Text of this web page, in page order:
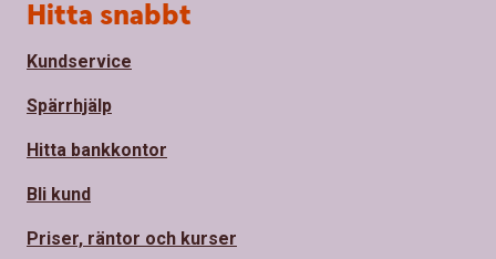
Sidfot
Hitta snabbt
Kundservice
Spärrhjälp
Hitta bankkontor
Bli kund
Priser, räntor och kurser